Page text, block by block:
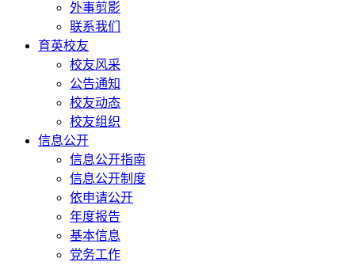
外事剪影
联系我们
育英校友
校友风采
公告通知
校友动态
校友组织
信息公开
信息公开指南
信息公开制度
依申请公开
年度报告
基本信息
党务工作